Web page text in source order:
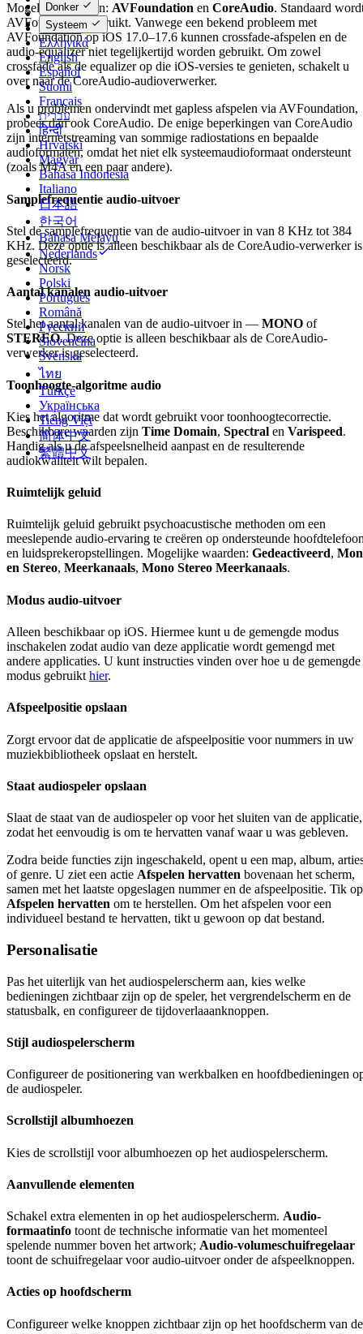
Dansk
Deutsch
Ελληνικά
English
Español
Suomi
Français
עברית
हिन्दी
Hrvatski
Magyar
Bahasa Indonesia
Italiano
日本語
한국어
Bahasa Melayu
Nederlands
Norsk
Polski
Português
Română
Русский
Slovenčina
Svenska
ไทย
Türkçe
Українська
Tiếng Việt
简体中文
繁體中文
Donker
Systeem
Mogelijke waarden: AVFoundation en CoreAudio. Standaard
AVFoundation gebruikt. Vanwege een bekend probleem met
AVFoundation op iOS 17.0–17.6 kunnen crossfade-afspelen en de
audio-equalizer niet tegelijkertijd worden gebruikt. Om zowel
crossfade als de equalizer op die iOS-versies te genieten, schakelt u
over naar de CoreAudio-audioverwerker.
Als u problemen ondervindt met gapless afspelen via AVFoundation,
probeer dan ook CoreAudio. De enige beperkingen van CoreAudio
zijn internetstreaming van sommige radiostations en bepaalde
audioformaten, omdat het niet elk systeemaudioformaat ondersteunt
(zoals M4A en een paar andere).
Samplefrequentie audio-uitvoer
Stel de samplefrequentie van de audio-uitvoer in van 8 KHz tot 384
KHz. Deze optie is alleen beschikbaar als de CoreAudio-verwerker is
geselecteerd.
Aantal kanalen audio-uitvoer
Stel het aantal kanalen van de audio-uitvoer in — MONO of
STEREO. Deze optie is alleen beschikbaar als de CoreAudio-
verwerker is geselecteerd.
Toonhoogte-algoritme audio
Kies het algoritme dat wordt gebruikt voor toonhoogtecorrectie.
Beschikbare waarden zijn Time Domain, Spectral en Varispeed.
Handig als u de afspeelsnelheid aanpast en de resulterende
audiokwaliteit wilt bepalen.
Ruimtelijk geluid
Ruimtelijk geluid gebruikt psychoacustische methoden om een
meeslepende audio-ervaring te creëren op ondersteunde
en luidsprekeropstellingen. Mogelijke waarden: Gedeactiveerd,
en Stereo, Meerkanaals, Mono Stereo Meerkanaals.
Modus audio-uitvoer
Alleen beschikbaar op iOS. Hiermee kunt u de gemengde modus
inschakelen zodat audio van deze applicatie wordt gemengd met
andere applicaties. U kunt instructies vinden over hoe u de gemengde
modus gebruikt hier.
Afspeelpositie opslaan
Zorgt ervoor dat de applicatie de afspeelpositie voor nummers in uw
muziekbibliotheek opslaat en herstelt.
Staat audiospeler opslaan
Slaat de staat van de audiospeler op voor het sluiten van de applicatie,
zodat het eenvoudig is om te hervatten vanaf waar u was gebleven.
Zodra beide functies zijn ingeschakeld, opent u een map, album,
of genre. U ziet een actie Afspelen hervatten bovenaan het scherm,
samen met het laatste opgeslagen nummer en de afspeelpositie. Tik op
Afspelen hervatten om te herstellen. Om het afspelen voor een
individueel bestand te hervatten, tikt u gewoon op dat bestand.
Personalisatie
Pas het uiterlijk van het audiospelerscherm aan, kies welke
bedieningen zichtbaar zijn op de speler, het vergrendelscherm en de
statusbalk, en configureer de tijdoverlaaanknoppen.
Stijl audiospelerscherm
Configureer de positionering van werkbalken en hoofdbedieningen
de audiospeler.
Scrollstijl albumhoezen
Kies de scrollstijl voor albumhoezen op het audiospelerscherm.
Aanvullende elementen
Schakel extra elementen in op het audiospelerscherm. Audio-
formaatinfo toont de technische informatie van het momenteel
spelende nummer boven het artwork; Audio-volumeschuifregelaar
toont de schuifregelaar voor audio-uitvoer onder de afspeelknoppen.
Acties op hoofdscherm
Configureer welke knoppen zichtbaar zijn op het hoofdscherm van de